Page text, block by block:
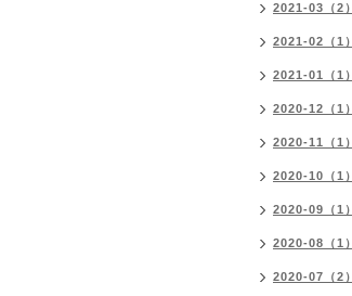
2021-03（2）
2021-02（1）
2021-01（1）
2020-12（1）
2020-11（1）
2020-10（1）
2020-09（1）
2020-08（1）
2020-07（2）